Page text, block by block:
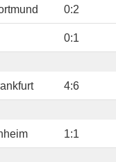
0:2
0:1
4:6
1:1